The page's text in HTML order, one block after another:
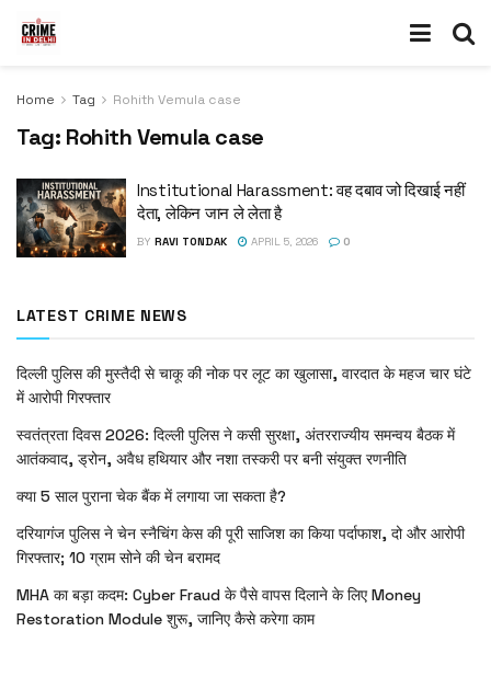
Home Tag Rohith Vemula case
Tag: Rohith Vemula case
Institutional Harassment: वह दबाव जो दिखाई नहीं
देता, लेकिन जान ले लेता है
BY RAVI TONDAK APRIL 5, 2026 0
LATEST CRIME NEWS
दिल्ली पुलिस की मुस्तैदी से चाकू की नोक पर लूट का खुलासा, वारदात के महज चार घंटे
में आरोपी गिरफ्तार
स्वतंत्रता दिवस 2026: दिल्ली पुलिस ने कसी सुरक्षा, अंतरराज्यीय समन्वय बैठक में
आतंकवाद, ड्रोन, अवैध हथियार और नशा तस्करी पर बनी संयुक्त रणनीति
क्या 5 साल पुराना चेक बैंक में लगाया जा सकता है?
दरियागंज पुलिस ने चेन स्नैचिंग केस की पूरी साजिश का किया पर्दाफाश, दो और आरोपी
गिरफ्तार; 10 ग्राम सोने की चेन बरामद
MHA का बड़ा कदम: Cyber Fraud के पैसे वापस दिलाने के लिए Money
Restoration Module शुरू, जानिए कैसे करेगा काम